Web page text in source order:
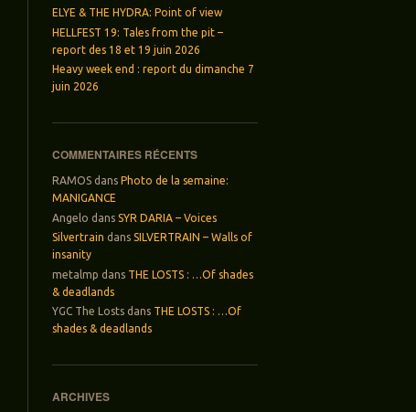
ELYE & THE HYDRA: Point of view
HELLFEST 19: Tales from the pit –
report des 18 et 19 juin 2026
Heavy week end : report du dimanche 7
juin 2026
COMMENTAIRES RÉCENTS
RAMOS dans Photo de la semaine:
MANIGANCE
Angelo dansSYR DARIA – Voices
Silvertrain dansSILVERTRAIN – Walls of
insanity
metalmp dans THE LOSTS : …Of shades
& deadlands
YGC The Losts dans THE LOSTS : …Of
shades & deadlands
ARCHIVES